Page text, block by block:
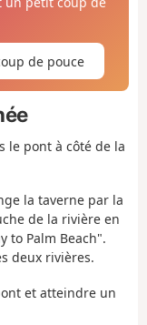
de pouce
le pont à côté de la
la taverne par la
de la rivière en
to Palm Beach".
deux rivières.
et atteindre un